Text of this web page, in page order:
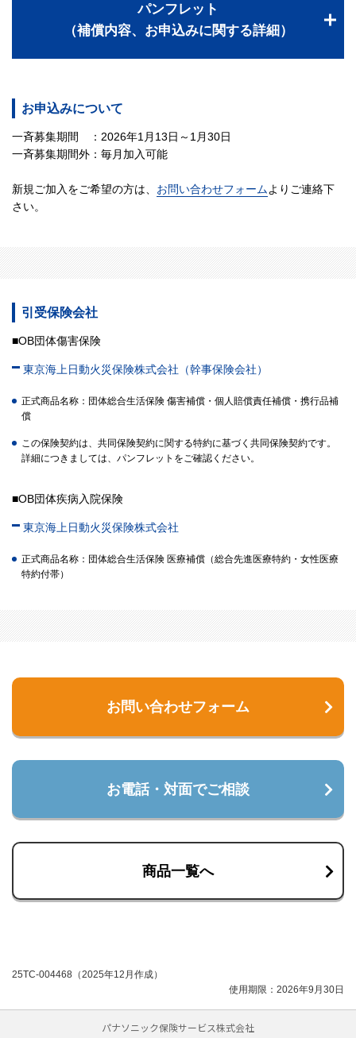
パンフレット
（補償内容、お申込みに関する詳細）
お申込みについて
一斉募集期間 ：2026年1月13日～1月30日
一斉募集期間外：毎月加入可能
新規ご加入をご希望の方は、 お問い合わせフォームよりご連絡下
さい。
引受保険会社
■OB団体傷害保険
東京海上日動火災保険株式会社（幹事保険会社）
正式商品名称：団体総合生活保険 傷害補償・個人賠償責任補償・携行品補
償
この保険契約は、共同保険契約に関する特約に基づく共同保険契約です。
詳細につきましては、パンフレットをご確認ください。
■OB団体疾病入院保険
東京海上日動火災保険株式会社
正式商品名称：団体総合生活保険 医療補償（総合先進医療特約・女性医療
特約付帯）
お問い合わせフォーム
お電話・対面でご相談
商品一覧へ
25TC-004468（2025年12月作成）
使用期限：2026年9月30日
パナソニック保険サービス株式会社